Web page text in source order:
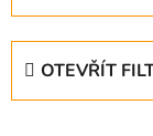
z
OTEVŘÍT